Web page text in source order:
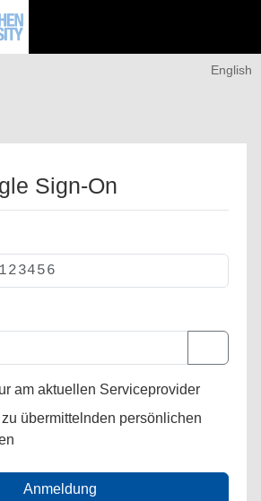
English
Sign-On
am aktuellen Serviceprovider
übermittelnden persönlichen
Anmeldung